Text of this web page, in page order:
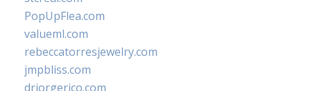
PopUpFlea.com
valueml.com
rebeccatorresjewelry.com
jmpbliss.com
drjorgerico.com